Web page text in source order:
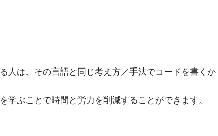
人は、その言語と同じ考え方／手法でコードを書くか
学ぶことで時間と労力を削減することができます。